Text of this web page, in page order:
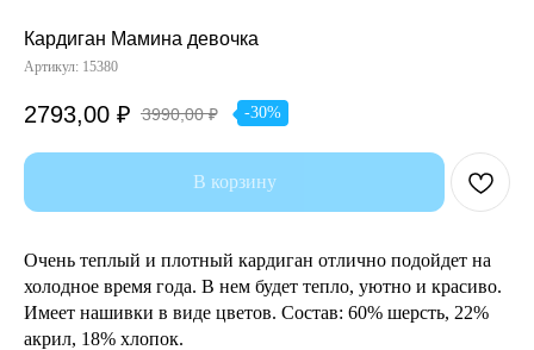
Кардиган Мамина девочка
Артикул: 15380
2793,00 ₽ 3990,00 ₽ -30%
В корзину
Очень теплый и плотный кардиган отлично подойдет на
холодное время года. В нем будет тепло, уютно и красиво.
Имеет нашивки в виде цветов. Состав: 60% шерсть, 22%
акрил, 18% хлопок.